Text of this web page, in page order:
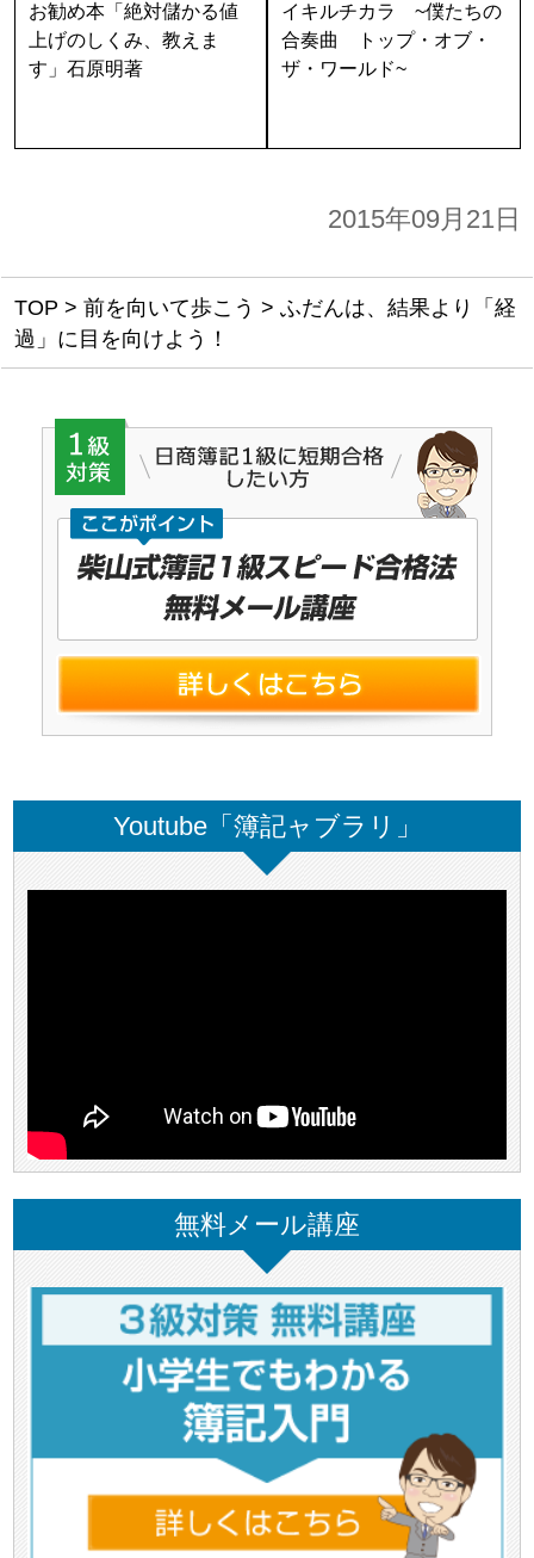
お勧め本「絶対儲かる値
上げのしくみ、教えま
す」石原明著
イキルチカラ ~僕たちの
合奏曲 トップ・オブ・
ザ・ワールド~
2015年09月21日
TOP > 前を向いて歩こう > ふだんは、結果より「経
過」に目を向けよう！
Youtube「簿記ャブラリ」
無料メール講座